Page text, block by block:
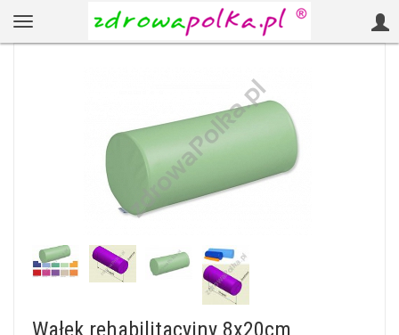
Wałek rehabilitacyjny 8x20cm